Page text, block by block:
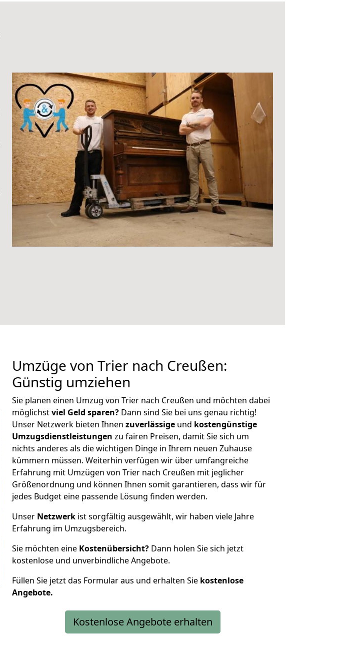
Umzüge von Trier nach Creußen:
Günstig umziehen
Sie planen einen Umzug von Trier nach Creußen und möchten dabei
möglichstviel Geld sparen? Dann sind Sie bei uns genau richtig!
Unser Netzwerk bieten Ihnen zuverlässige und kostengünstige
Umzugsdienstleistungen zu fairen Preisen, damit Sie sich um
nichts anderes als die wichtigen Dinge in Ihrem neuen Zuhause
kümmern müssen. Weiterhin verfügen wir über umfangreiche
Erfahrung mit Umzügen von Trier nach Creußen mit jeglicher
Größenordnung und können Ihnen somit garantieren, dass wir für
jedes Budget eine passende Lösung finden werden.
Unser Netzwerk ist sorgfältig ausgewählt, wir haben viele Jahre
Erfahrung im Umzugsbereich.
Sie möchten eine Kostenübersicht? Dann holen Sie sich jetzt
kostenlose und unverbindliche Angebote.
Füllen Sie jetzt das Formular aus und erhalten Sie kostenlose
Angebote.
Kostenlose Angebote erhalten